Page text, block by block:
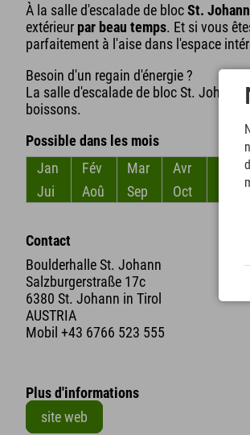
À la salle d'escalade de blocSt. Johann
extérieur par beau temps. Et si vous
parfaitement à l'aise dans l'espace
Besoin d'un regain d'énergie ?
La salle d'escalade de bloc St. Johann
boissons.
Possible dans les mois
Jan
Fév Mar Avr
Jui
Aoû Sep Oct
Contact
Boulderhalle St. Johann
Salzburgerstraße 17c
6380 St. Johann in Tirol
AUSTRIA
Mobil +43 6766 523 555
Plus d'informations
site web